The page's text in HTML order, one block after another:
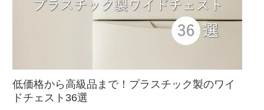
低価格から高級品まで！プラスチック製のワイ
ドチェスト36選